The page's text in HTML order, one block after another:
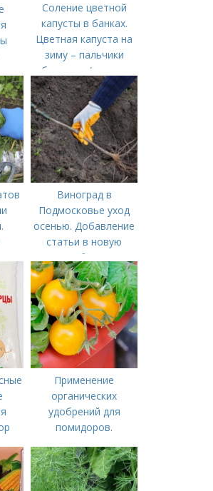
Соление цветной
капусты в банках.
Цветная капуста на
зиму – пальчики
оближешь (рецепты
маринования и
соления)
Виноград в
Подмосковье уход
осенью. Добавление
статьи в новую
подборку
Применение
органических
удобрений для
помидоров.
удобрения для
томатов